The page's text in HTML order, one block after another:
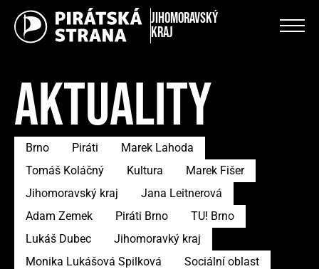
Jihomoravský
kraj
AKTUALITY
Brno Piráti
Marek Lahoda
Tomáš Koláčný
Kultura
Marek Fišer
Jihomoravský kraj
Jana Leitnerová
Adam Zemek
Piráti Brno
TU! Brno
Lukáš Dubec
Jihomoravký kraj
Monika Lukášová Spilková
Sociální oblast